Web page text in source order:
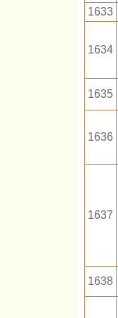
1633
1634
1635
1636
1637
1638